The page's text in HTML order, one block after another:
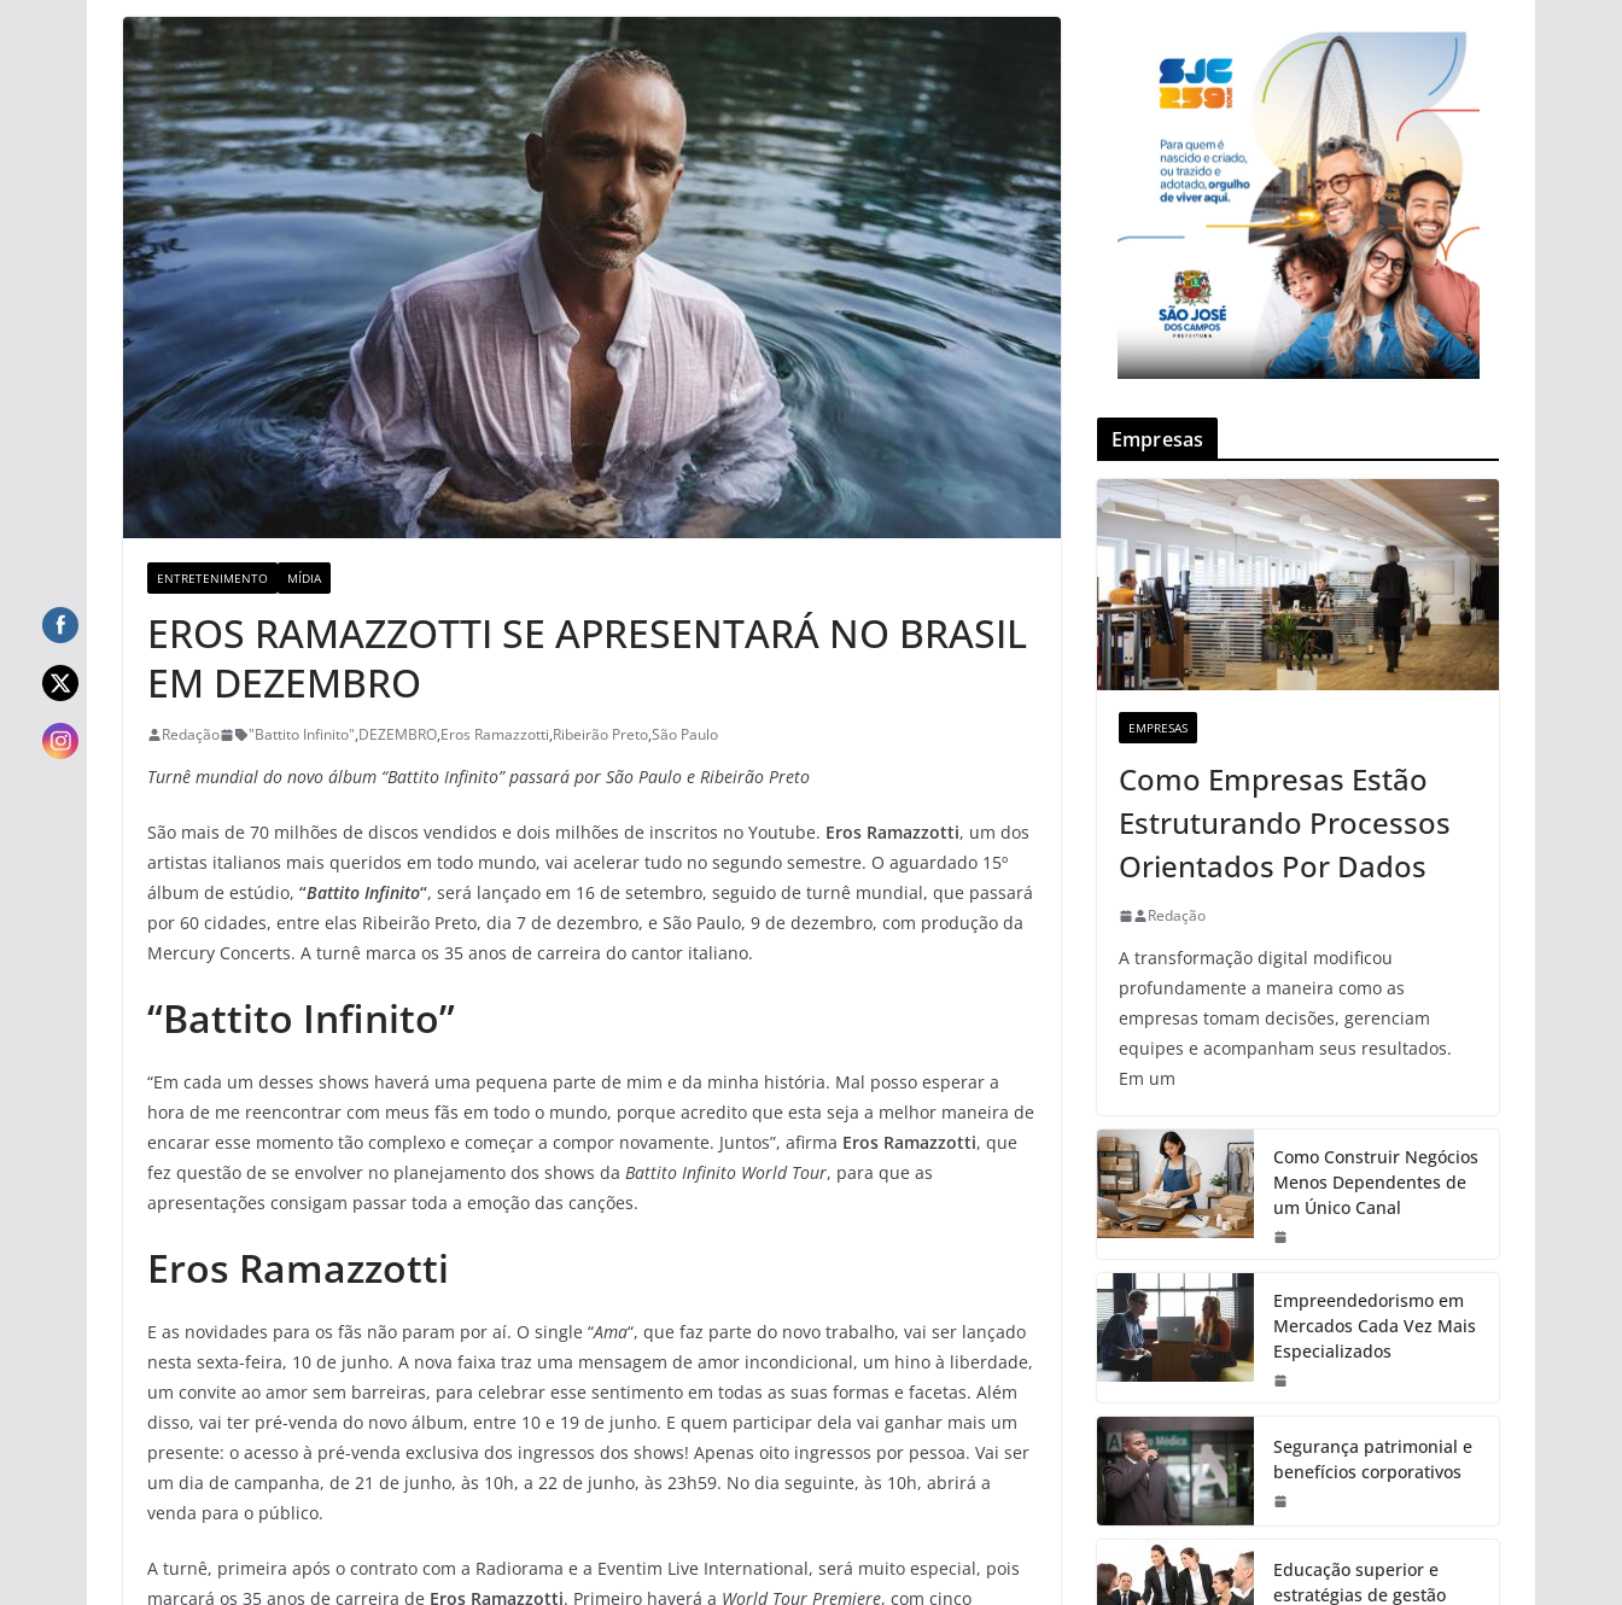
ENTRETENIMENTO MÍDIA
EROS RAMAZZOTTI SE APRESENTARÁ NO BRASIL
EM DEZEMBRO
Redação "Battito Infinito",DEZEMBRO,Eros Ramazzotti,Ribeirão Preto,São Paulo
Turnê mundial do novo álbum “Battito Infinito” passará por São Paulo e Ribeirão Preto
São mais de 70 milhões de discos vendidos e dois milhões de inscritos no Youtube. Eros Ramazzotti, um dos
artistas italianos mais queridos em todo mundo, vai acelerar tudo no segundo semestre. O aguardado 15º
álbum de estúdio, “Battito Infinito“, será lançado em 16 de setembro, seguido de turnê mundial, que passará
por 60 cidades, entre elas Ribeirão Preto, dia 7 de dezembro, e São Paulo, 9 de dezembro, com produção da
Mercury Concerts. A turnê marca os 35 anos de carreira do cantor italiano.
“Battito Infinito”
“Em cada um desses shows haverá uma pequena parte de mim e da minha história. Mal posso esperar a
hora de me reencontrar com meus fãs em todo o mundo, porque acredito que esta seja a melhor maneira de
encarar esse momento tão complexo e começar a compor novamente. Juntos”, afirma Eros Ramazzotti, que
fez questão de se envolver no planejamento dos shows da Battito Infinito World Tour, para que as
apresentações consigam passar toda a emoção das canções.
Eros Ramazzotti
E as novidades para os fãs não param por aí. O single “Ama“, que faz parte do novo trabalho, vai ser lançado
nesta sexta-feira, 10 de junho. A nova faixa traz uma mensagem de amor incondicional, um hino à liberdade,
um convite ao amor sem barreiras, para celebrar esse sentimento em todas as suas formas e facetas. Além
disso, vai ter pré-venda do novo álbum, entre 10 e 19 de junho. E quem participar dela vai ganhar mais um
presente: o acesso à pré-venda exclusiva dos ingressos dos shows! Apenas oito ingressos por pessoa. Vai ser
um dia de campanha, de 21 de junho, às 10h, a 22 de junho, às 23h59. No dia seguinte, às 10h, abrirá a
venda para o público.
A turnê, primeira após o contrato com a Radiorama e a Eventim Live International, será muito especial, pois
marcará os 35 anos de carreira de Eros Ramazzotti. Primeiro haverá a World Tour Premiere, com cinco
Empresas
EMPRESAS
Como Empresas Estão
Estruturando Processos
Orientados Por Dados
Redação
A transformação digital modificou
profundamente a maneira como as
empresas tomam decisões, gerenciam
equipes e acompanham seus resultados.
Em um
Como Construir Negócios
Menos Dependentes de
um Único Canal
Empreendedorismo em
Mercados Cada Vez Mais
Especializados
Segurança patrimonial e
benefícios corporativos
Educação superior e
estratégias de gestão